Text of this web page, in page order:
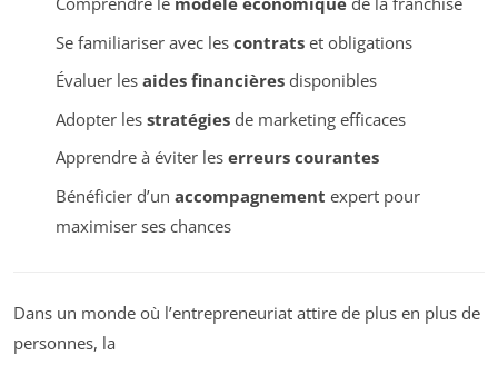
Se familiariser avec les contratset obligations
Évaluer les aides financièresdisponibles
Adopter les stratégiesde marketing efficaces
Apprendre à éviter les erreurs courantes
Bénéficier d’un accompagnement expert pour
maximiser ses chances
Dans un monde où l’entrepreneuriat attire de plus en plus de
personnes, la